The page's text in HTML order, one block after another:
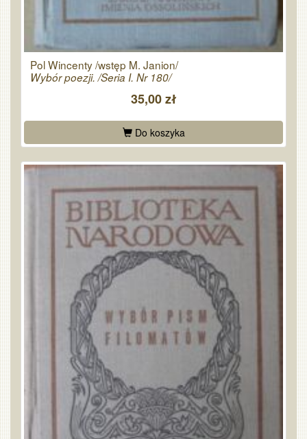
Pol Wincenty /wstęp M. Janion/
Wybór poezji. /Seria I. Nr 180/
35,00 zł
Do koszyka